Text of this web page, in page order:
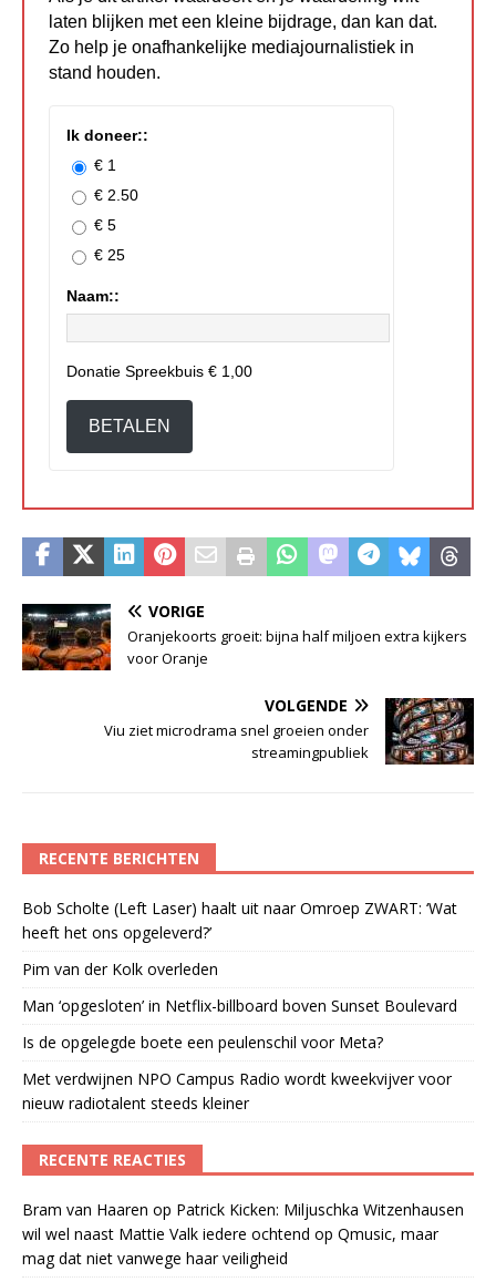
laten blijken met een kleine bijdrage, dan kan dat.
Zo help je onafhankelijke mediajournalistiek in
stand houden.
Ik doneer::
€ 1
€ 2.50
€ 5
€ 25
Naam::
Donatie Spreekbuis € 1,00
BETALEN
VORIGE
Oranjekoorts groeit: bijna half miljoen extra kijkers
voor Oranje
VOLGENDE
Viu ziet microdrama snel groeien onder
streamingpubliek
RECENTE BERICHTEN
Bob Scholte (Left Laser) haalt uit naar Omroep ZWART: ‘Wat
heeft het ons opgeleverd?’
Pim van der Kolk overleden
Man ‘opgesloten’ in Netflix-billboard boven Sunset Boulevard
Is de opgelegde boete een peulenschil voor Meta?
Met verdwijnen NPO Campus Radio wordt kweekvijver voor
nieuw radiotalent steeds kleiner
RECENTE REACTIES
Bram van Haaren op Patrick Kicken: Miljuschka Witzenhausen
wil wel naast Mattie Valk iedere ochtend op Qmusic, maar
mag dat niet vanwege haar veiligheid